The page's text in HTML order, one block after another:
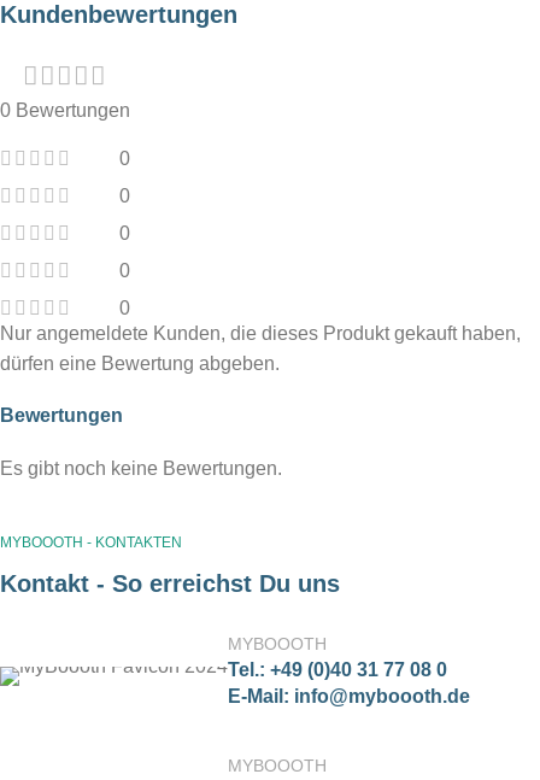
Kundenbewertungen
0 Bewertungen
0
0
0
0
0
Bewertungen
Es gibt noch keine Bewertungen.
Nur angemeldete Kunden, die dieses Produkt gekauft haben,
dürfen eine Bewertung abgeben.
MYBOOOTH - KONTAKTEN
Kontakt - So erreichst Du uns
MYBOOOTH
Tel.: +49 (0)40 31 77 08 0
E-Mail: info@myboooth.de
MYBOOOTH